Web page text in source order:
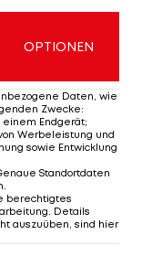
Highlights:
einen
Fußball -
OPTIONEN
Daten, wie
Zwecke:
Endgerät;
Werbeleistung und
sowie Entwicklung
Standortdaten
.
berechtigtes
Details
auszuüben, sind hier